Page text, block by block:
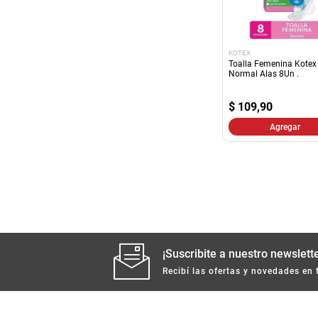
KOTEX
Toalla Femenina Kotex
Normal Alas 8Un .
$ 109,90
Agregar
¡Suscribite a nuestro
Recibí las ofertas y novedades en